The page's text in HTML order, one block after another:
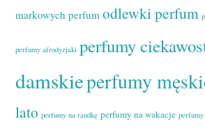
markowych perfum odlewki perfum
perfumy afrodyzjaki perfumy
damskieperfumy
lato perfumy na randkę perfumy na wakacje